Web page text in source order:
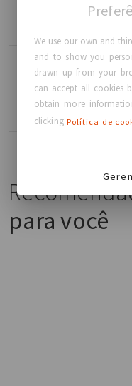
GC Aesthetics® tem
patrocinador
para você
We use our own and
and to show you
drawn up from your
can accept all cookies
obtain more
clicking Política de